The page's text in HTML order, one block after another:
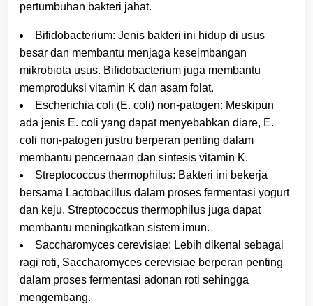
pertumbuhan bakteri jahat.
Bifidobacterium: Jenis bakteri ini hidup di usus
besar dan membantu menjaga keseimbangan
mikrobiota usus. Bifidobacterium juga membantu
memproduksi vitamin K dan asam folat.
Escherichia coli (E. coli) non-patogen: Meskipun
ada jenis E. coli yang dapat menyebabkan diare, E.
coli non-patogen justru berperan penting dalam
membantu pencernaan dan sintesis vitamin K.
Streptococcus thermophilus: Bakteri ini bekerja
bersama Lactobacillus dalam proses fermentasi yogurt
dan keju. Streptococcus thermophilus juga dapat
membantu meningkatkan sistem imun.
Saccharomyces cerevisiae: Lebih dikenal sebagai
ragi roti, Saccharomyces cerevisiae berperan penting
dalam proses fermentasi adonan roti sehingga
mengembang.